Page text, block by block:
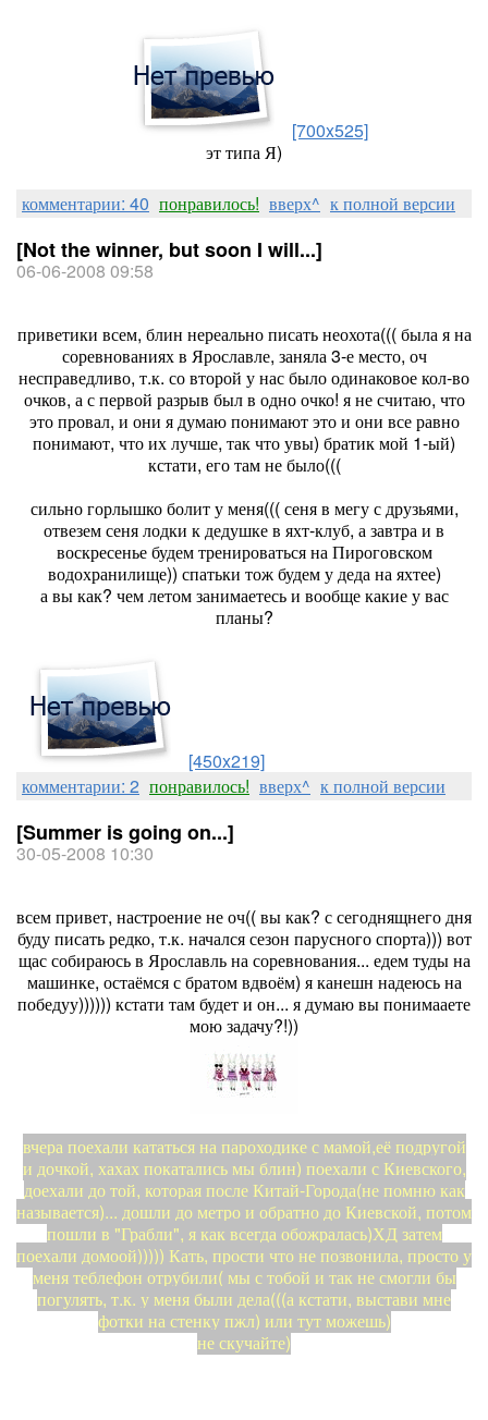
[700x525]
эт типа Я)
комментарии: 40 понравилось! вверх^ к полной версии
[Not the winner, but soon I will...]
06-06-2008 09:58
приветики всем, блин нереально писать неохота((( была я на
соревнованиях в Ярославле, заняла 3-е место, оч
несправедливо, т.к. со второй у нас было одинаковое кол-во
очков, а с первой разрыв был в одно очко! я не считаю, что
это провал, и они я думаю понимают это и они все равно
понимают, что их лучше, так что увы) братик мой 1-ый)
кстати, его там не было(((
сильно горлышко болит у меня((( сеня в мегу с друзьями,
отвезем сеня лодки к дедушке в яхт-клуб, а завтра и в
воскресенье будем тренироваться на Пироговском
водохранилище)) спатьки тож будем у деда на яхтее)
а вы как? чем летом занимаетесь и вообще какие у вас
планы?
[450x219]
комментарии: 2 понравилось! вверх^ к полной версии
[Summer is going on...]
30-05-2008 10:30
всем привет, настроение не оч(( вы как? с сегоднящнего дня
буду писать редко, т.к. начался сезон парусного спорта))) вот
щас собираюсь в Ярославль на соревнования... едем туды на
машинке, остаёмся с братом вдвоём) я канешн надеюсь на
победуу)))))) кстати там будет и он... я думаю вы понимааете
мою задачу?!))
вчера поехали кататься на пароходике с мамой,её подругой
и дочкой, хахах покатались мы блин) поехали с Киевского,
доехали до той, которая после Китай-Города(не помню как
называется)... дошли до метро и обратно до Киевской, потом
пошли в "Грабли", я как всегда обожралась)ХД затем
поехали домоой))))) Кать, прости что не позвонила, просто у
меня теблефон отрубили( мы с тобой и так не смогли бы
погулять, т.к. у меня были дела(((а кстати, выстави мне
фотки на стенку пжл) или тут можешь)
не скучайте)